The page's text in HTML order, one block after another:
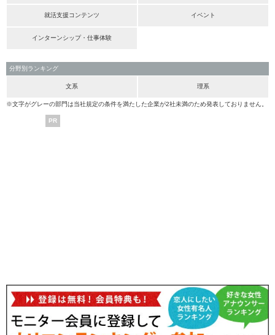
就活支援コンテンツ イベント
インターンシップ・仕事体験
分野別ランキング
文系 理系
※文字がグレーの部門は当社規定の条件を満たした企業が2社未満のため発表しておりません。
PR